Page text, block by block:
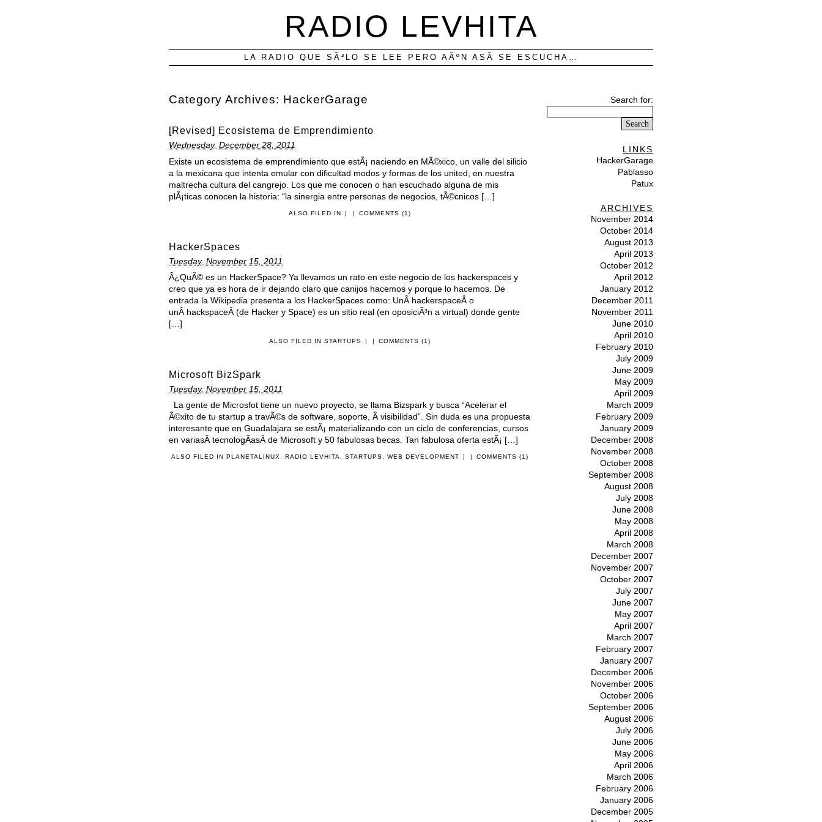
RADIO LEVHITA
LA RADIO QUE SÃ³LO SE LEE PERO AÃºN ASÃ­ SE ESCUCHA…
Category Archives: HackerGarage
[Revised] Ecosistema de Emprendimiento
Wednesday, December 28, 2011
Existe un ecosistema de emprendimiento que estÃ¡ naciendo en MÃ©xico, un valle del silicio
a la mexicana que intenta emular con dificultad modos y formas de los united, en nuestra
maltrecha cultura del cangrejo. Los que me conocen o han escuchado alguna de mis
plÃ¡ticas conocen la historia: “la sinergia entre personas de negocios, tÃ©cnicos […]
ALSO FILED IN | | COMMENTS (1)
HackerSpaces
Tuesday, November 15, 2011
Â¿QuÃ© es un HackerSpace? Ya llevamos un rato en este negocio de los hackerspaces y
creo que ya es hora de ir dejando claro que canijos hacemos y porque lo hacemos. De
entrada la Wikipedia presenta a los HackerSpaces como: UnÂ hackerspaceÂ o
unÂ hackspaceÂ (de Hacker y Space) es un sitio real (en oposiciÃ³n a virtual) donde gente
[…]
ALSO FILED IN STARTUPS | | COMMENTS (1)
Microsoft BizSpark
Tuesday, November 15, 2011
La gente de Microsfot tiene un nuevo proyecto, se llama Bizspark y busca “Acelerar el
Ã©xito de tu startup a travÃ©s de software, soporte, Â visibilidad”. Sin duda es una propuesta
interesante que en Guadalajara se estÃ¡ materializando con un ciclo de conferencias, cursos
en variasÂ tecnologÃ­asÂ de Microsoft y 50 fabulosas becas. Tan fabulosa oferta estÃ¡ […]
ALSO FILED IN PLANETALINUX, RADIO LEVHITA, STARTUPS, WEB DEVELOPMENT | | COMMENTS (1)
Search for:
LINKS
HackerGarage
Pablasso
Patux
ARCHIVES
November 2014
October 2014
August 2013
April 2013
October 2012
April 2012
January 2012
December 2011
November 2011
June 2010
April 2010
February 2010
July 2009
June 2009
May 2009
April 2009
March 2009
February 2009
January 2009
December 2008
November 2008
October 2008
September 2008
August 2008
July 2008
June 2008
May 2008
April 2008
March 2008
December 2007
November 2007
October 2007
July 2007
June 2007
May 2007
April 2007
March 2007
February 2007
January 2007
December 2006
November 2006
October 2006
September 2006
August 2006
July 2006
June 2006
May 2006
April 2006
March 2006
February 2006
January 2006
December 2005